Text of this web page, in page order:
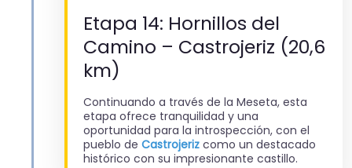
Etapa 14: Hornillos del
Camino – Castrojeriz (20,6
km)
Continuando a través de la Meseta, esta
etapa ofrece tranquilidad y una
oportunidad para la introspección, con el
pueblo de Castrojeriz como un destacado
histórico con su impresionante castillo.